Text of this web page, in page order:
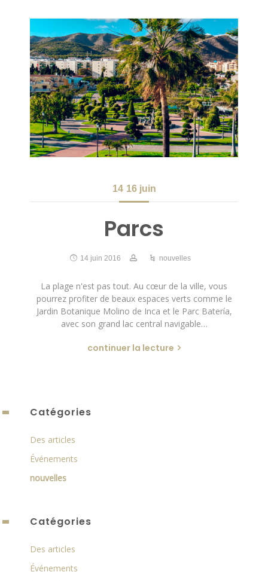
14 16 juin
Parcs
14 juin 2016 nouvelles
La plage n'est pas tout. Au cœur de la ville, vous
pourrez profiter de beaux espaces verts comme le
Jardin Botanique Molino de Inca et le Parc Batería,
avec son grand lac central navigable…
continuer la lecture
Catégories
Des articles
Événements
nouvelles
Catégories
Des articles
Événements